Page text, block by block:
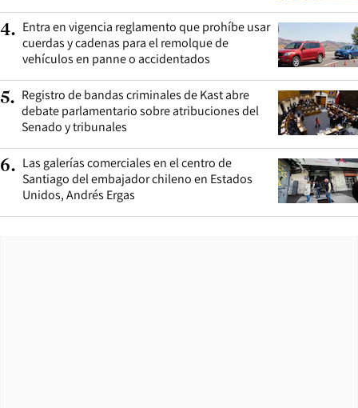
4. Entra en vigencia reglamento que prohíbe usar
cuerdas y cadenas para el remolque de
vehículos en panne o accidentados
5. Registro de bandas criminales de Kast abre
debate parlamentario sobre atribuciones del
Senado y tribunales
6. Las galerías comerciales en el centro de
Santiago del embajador chileno en Estados
Unidos, Andrés Ergas